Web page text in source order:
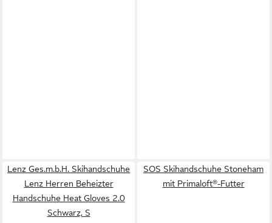
Lenz Ges.m.b.H. Skihandschuhe
Lenz Herren Beheizter
Handschuhe Heat Gloves 2.0
Schwarz, S
SOS Skihandschuhe Stoneham
mit Primaloft®-Futter